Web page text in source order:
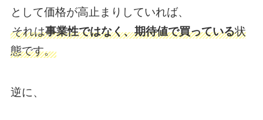
として価格が高止まりしていれば、
それは事業性ではなく、期待値で買っている状
態です。
逆に、